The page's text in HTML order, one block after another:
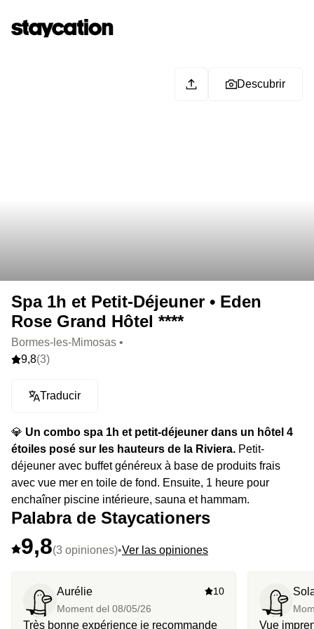
Descubrir
Spa 1h et Petit-Déjeuner • Eden
Rose Grand Hôtel ****
Bormes-les-Mimosas •
9,8(3)
Traducir
💎 Un combo spa 1h et petit-déjeuner dans un hôtel 4
étoiles posé sur les hauteurs de la Riviera. Petit-
déjeuner avec buffet généreux à base de produits frais
avec vue mer en toile de fond. Ensuite, 1 heure pour
enchaîner piscine intérieure, sauna et hammam.
Palabra de Staycationers
9,8(3 opiniones)•Ver las opiniones
Aurélie
Moment del 08/05/26
10
Très bonne expérience je recommande Vue